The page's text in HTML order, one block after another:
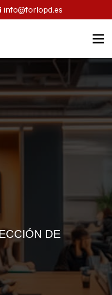
info@forlopd.es
DE